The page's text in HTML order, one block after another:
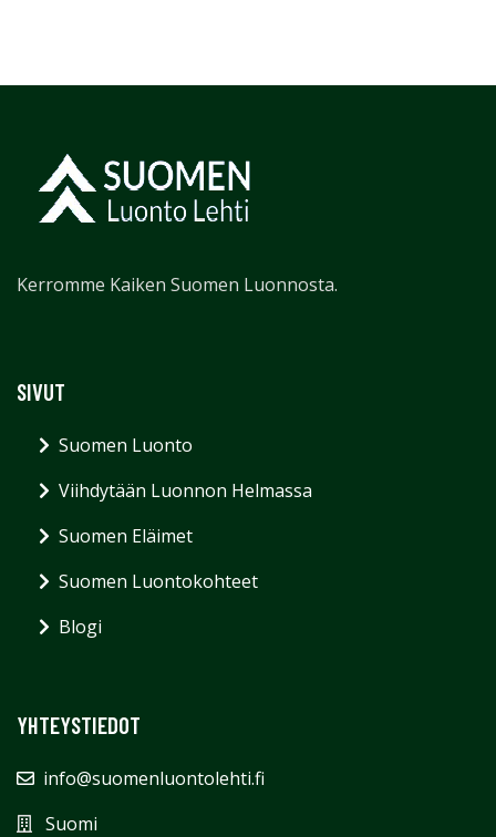
Kerromme Kaiken Suomen Luonnosta.
SIVUT
Suomen Luonto
Viihdytään Luonnon Helmassa
Suomen Eläimet
Suomen Luontokohteet
Blogi
YHTEYSTIEDOT
info@suomenluontolehti.fi
Suomi